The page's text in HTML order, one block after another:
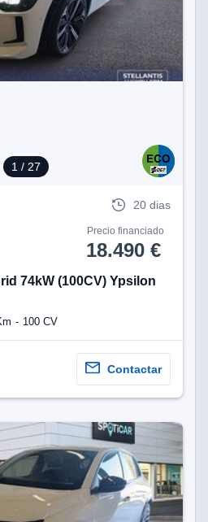
1 / 27
20 dias
Precio financiado
18.490 €
74kW (100CV) Ypsilon
100 CV
Contactar